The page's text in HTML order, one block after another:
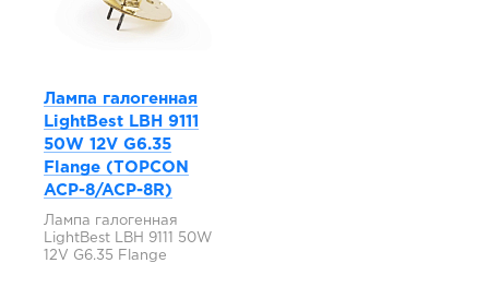
Лампа галогенная
LightBest LBH 9111
50W 12V G6.35
Flange (TOPCON
ACP-8/ACP-8R)
Лампа галогенная
LightBest LBH 9111 50W
12V G6.35 Flange